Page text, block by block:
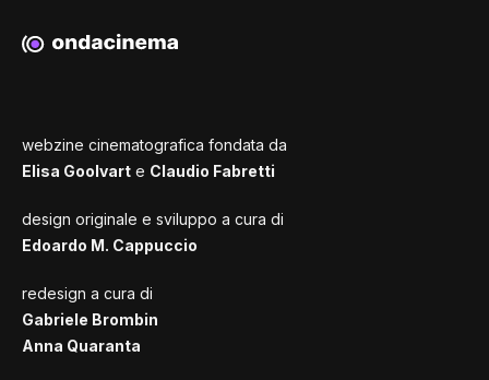
webzine cinematografica fondata da
Elisa Goolvart e Claudio Fabretti
design originale e sviluppo a cura di
Edoardo M. Cappuccio
redesign a cura di
Gabriele Brombin
Anna Quaranta